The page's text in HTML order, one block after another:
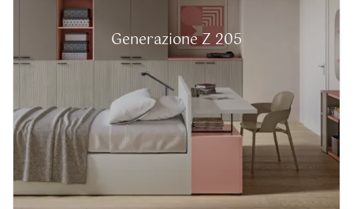
Generazione Z 205